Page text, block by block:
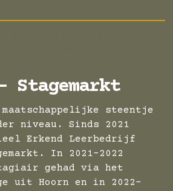
Stagemarkt
maatschappelijke steentje
niveau. Sinds 2021
Erkend Leerbedrijf
In 2021-2022
gehad via het
uit Hoorn en in 2022-